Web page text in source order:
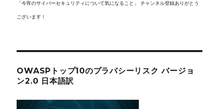
「今宵のサイバーセキュリティについて気になること」 チャンネル登録ありがとう
ございます！
OWASPトップ10のプラバシーリスク バージョ
ン2.0 日本語訳